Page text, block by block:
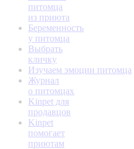
питомца
из приюта
Беременность
у питомца
Выбрать
кличку
Изучаем эмоции питомца
Журнал
о питомцах
Kinpet для
продавцов
Kinpet
помогает
приютам